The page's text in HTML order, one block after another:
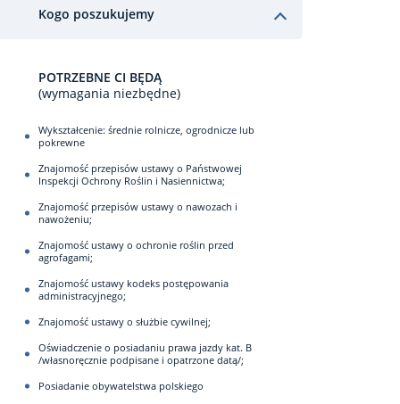
Kogo poszukujemy
POTRZEBNE CI BĘDĄ
(wymagania niezbędne)
Wykształcenie: średnie rolnicze, ogrodnicze lub
pokrewne
Znajomość przepisów ustawy o Państwowej
Inspekcji Ochrony Roślin i Nasiennictwa;
Znajomość przepisów ustawy o nawozach i
nawożeniu;
Znajomość ustawy o ochronie roślin przed
agrofagami;
Znajomość ustawy kodeks postępowania
administracyjnego;
Znajomość ustawy o służbie cywilnej;
Oświadczenie o posiadaniu prawa jazdy kat. B
/własnoręcznie podpisane i opatrzone datą/;
Posiadanie obywatelstwa polskiego